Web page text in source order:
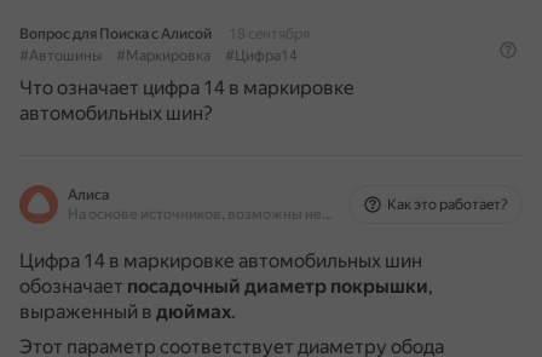
Вопрос для Поиска с Алисой
18 сентября
#Автошины
#Маркировка #Цифра14
Что означает цифра 14 в маркировке
автомобильных шин?
Алиса
На основе источников, возможны неточности
Как это работает?
Цифра 14 в маркировке автомобильных шин
обозначает посадочный диаметр покрышки,
выраженный в дюймах.
Этот параметр соответствует диаметру обода